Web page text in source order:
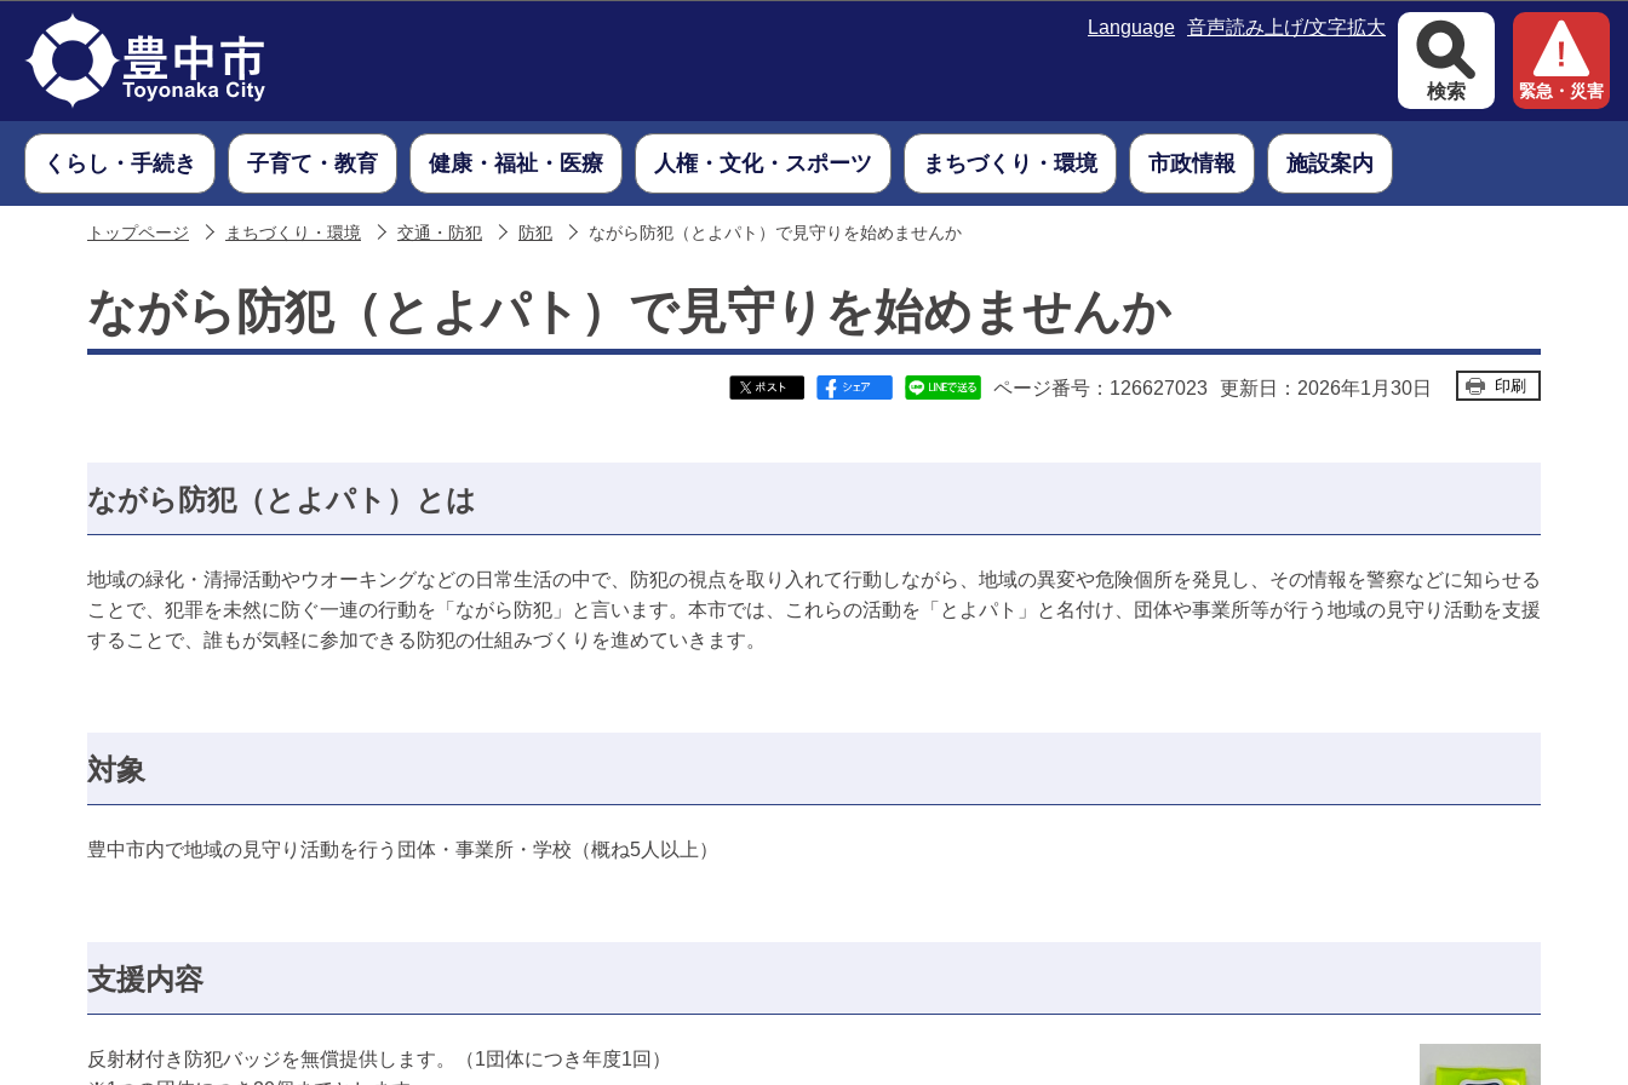
Language 音声読み上げ/文字拡大
検索 緊急・災害
くらし・手続き 子育て・教育 健康・福祉・医療 人権・文化・スポーツ まちづくり・環境 市政情報 施設案内
トップページ まちづくり・環境 交通・防犯 防犯 ながら防犯（とよパト）で見守りを始めませんか
ながら防犯（とよパト）で見守りを始めませんか
ページ番号：126627023 更新日：2026年1月30日 印刷
ながら防犯（とよパト）とは
地域の緑化・清掃活動やウオーキングなどの日常生活の中で、防犯の視点を取り入れて行動しながら、地域の異変や危険個所を発見し、その情報を警察などに知らせる
ことで、犯罪を未然に防ぐ一連の行動を「ながら防犯」と言います。本市では、これらの活動を「とよパト」と名付け、団体や事業所等が行う地域の見守り活動を支援
することで、誰もが気軽に参加できる防犯の仕組みづくりを進めていきます。
対象
豊中市内で地域の見守り活動を行う団体・事業所・学校（概ね5人以上）
支援内容
反射材付き防犯バッジを無償提供します。（1団体につき年度1回）